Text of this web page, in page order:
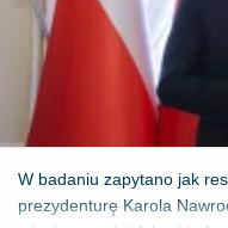
W badaniu zapytano jak
prezydenturę Karola